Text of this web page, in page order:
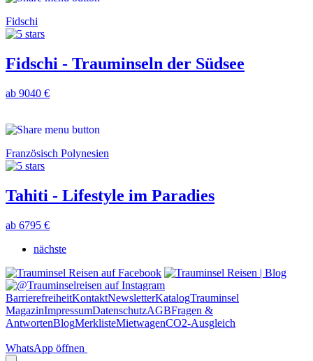
Fidschi
Fidschi - Trauminseln der Südsee
ab 9040 €
Französisch Polynesien
Tahiti - Lifestyle im Paradies
ab 6795 €
nächste
BarrierefreiheitKontaktNewsletterKatalogTrauminsel
MagazinImpressumDatenschutzAGBFragen &
AntwortenBlogMerklisteMietwagenCO2-Ausgleich
WhatsApp öffnen